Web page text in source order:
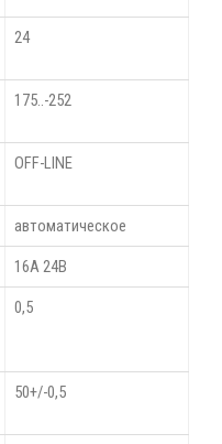
24
175..-252
OFF-LINE
автоматическое
16A 24В
0,5
50+/-0,5